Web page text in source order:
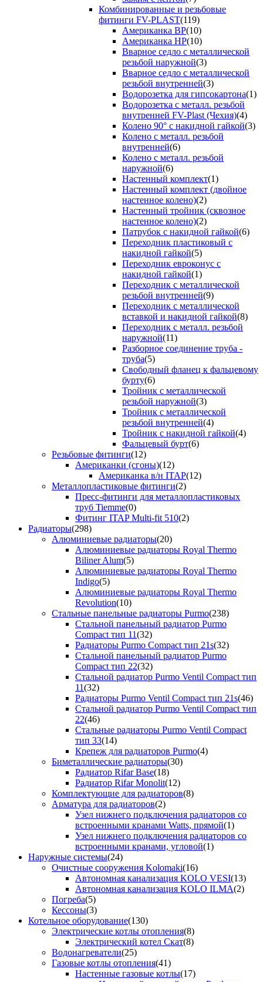
Комбинированные и резьбовые
фитинги FV-PLAST(119)
Американка ВР(10)
Американка НР(10)
Вварное седло с металлической
резьбой наружной(3)
Вварное седло с металлической
резьбой внутренней(3)
Водорозетка для гипсокартона(1)
Водорозетка с металл. резьбой
внутренней FV-Plast (Чехия)(4)
Колено 90° с накидной гайкой(3)
Колено с металл. резьбой
внутренней(6)
Колено с металл. резьбой
наружной(6)
Настенный комплект(1)
Настенный комплект (двойное
настенное колено)(2)
Настенный тройник (сквозное
настенное колено)(2)
Патрубок с накидной гайкой(6)
Переходник пластиковый с
накидной гайкой(5)
Переходник евроконус с
накидной гайкой(1)
Переходник с металлической
резьбой внутренней(9)
Переходник с металлической
вставкой и накидной гайкой(8)
Переходник с металл. резьбой
наружной(11)
Разборное соединение труба -
труба(5)
Свободный фланец к фальцевому
бурту(6)
Тройник с металлической
резьбой наружной(3)
Тройник с металлической
резьбой внутренней(4)
Тройник с накидной гайкой(4)
Фальцевый бурт(6)
Резьбовые фитинги(12)
Американки (сгоны)(12)
Американка в/н ITAP(12)
Металлопластиковые фитинги(2)
Пресс-фитинги для металлопластиковых
труб Tiemme(0)
Фитинг ITAP Multi-fit 510(2)
Радиаторы(298)
Алюминиевые радиаторы(20)
Алюминиевые радиаторы Royal Thermo
Biliner Alum(5)
Алюминиевые радиаторы Royal Thermo
Indigo(5)
Алюминиевые радиаторы Royal Thermo
Revolution(10)
Стальные панельные радиаторы Purmo(238)
Стальной панельный радиатор Purmo
Compact тип 11(32)
Радиаторы Purmo Compact тип 21s(32)
Стальной панельный радиатор Purmo
Compact тип 22(32)
Стальной радиатор Purmo Ventil Compact тип
11(32)
Радиаторы Purmo Ventil Compact тип 21s(46)
Стальной радиатор Purmo Ventil Compact тип
22(46)
Стальные радиаторы Purmo Ventil Compact
тип 33(14)
Крепеж для радиаторов Purmo(4)
Биметаллические радиаторы(30)
Радиатор Rifar Base(18)
Радиатор Rifar Monolit(12)
Комплектующие для радиаторов(8)
Арматура для радиаторов(2)
Узел нижнего подключения радиаторов со
встроенными кранами Watts, прямой(1)
Узел нижнего подключения радиаторов со
встроенными кранами, угловой(1)
Наружные системы(24)
Очистные сооружения Kolomaki(16)
Автономная канализация KOLO VESI(13)
Автономная канализация KOLO ILMA(2)
Погреба(5)
Кессоны(3)
Котельное оборудование(130)
Электрические котлы отопления(8)
Электрический котел Скат(8)
Водонагреватели(25)
Газовые котлы отопления(41)
Настенные газовые котлы(17)